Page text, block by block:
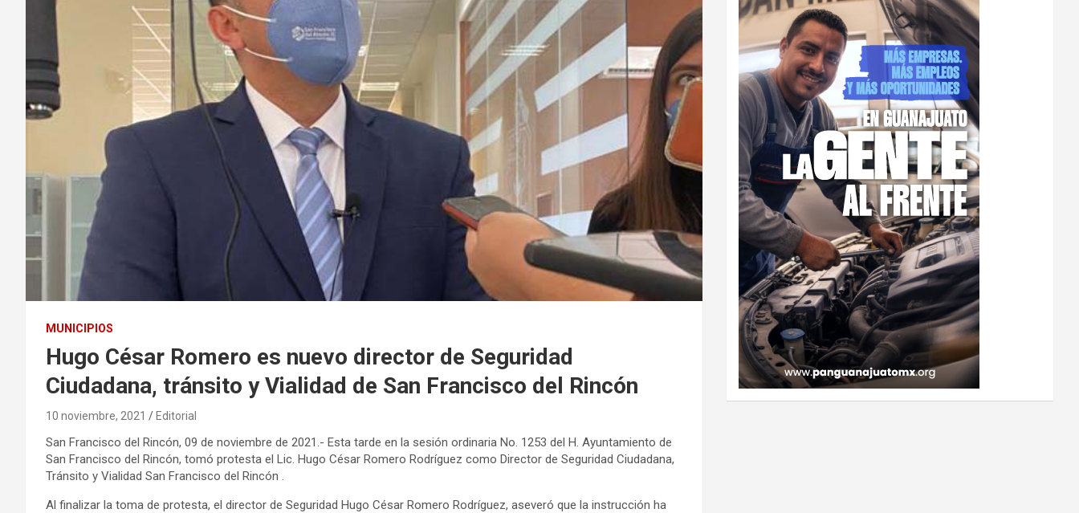
MUNICIPIOS
Hugo César Romero es nuevo director de Seguridad
Ciudadana, tránsito y Vialidad de San Francisco del Rincón
10 noviembre, 2021 Editorial
San Francisco del Rincón, 09 de noviembre de 2021.- Esta tarde en la sesión ordinaria No. 1253 del H. Ayuntamiento de
San Francisco del Rincón, tomó protesta el Lic. Hugo César Romero Rodríguez como Director de Seguridad Ciudadana,
Tránsito y Vialidad San Francisco del Rincón .
Al finalizar la toma de protesta, el director de Seguridad Hugo César Romero Rodríguez, aseveró que la instrucción ha